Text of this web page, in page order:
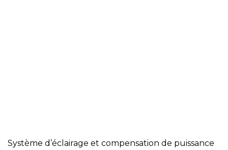
Système d’éclairage et compensation de puissance